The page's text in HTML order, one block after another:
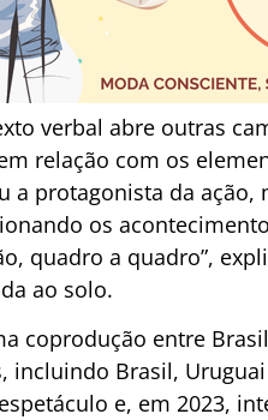
verbal abre outras
relação com os
a protagonista da
os
quadro a quadro”,
ao solo.
coprodução entre
incluindo Brasil,
e, em 2023,